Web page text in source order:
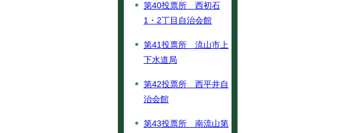
第40投票所 西初石
1・2丁目自治会館
第41投票所 流山市上
下水道局
第42投票所 西平井自
治会館
第43投票所 南流山第